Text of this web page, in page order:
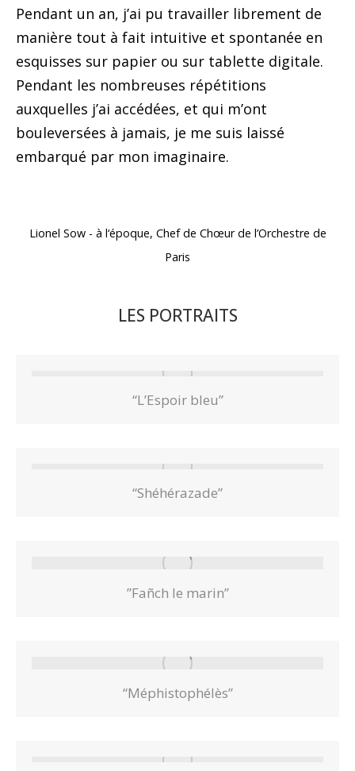
Pendant un an, j’ai pu travailler librement de
manière tout à fait intuitive et spontanée en
esquisses sur papier ou sur tablette digitale.
Pendant les nombreuses répétitions
auxquelles j’ai accédées, et qui m’ont
bouleversées à jamais, je me suis laissé
embarqué par mon imaginaire.
Lionel Sow - à l‘époque, Chef de Chœur de l’Orchestre de
Paris
LES PORTRAITS
“L’Espoir bleu”
“Shéhérazade”
”Fañch le marin”
“Méphistophélès”